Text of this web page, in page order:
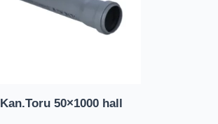
Kan.Toru 50×1000 hall